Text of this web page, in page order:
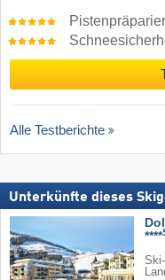
Alle Testberichte
Unterkünfte dieses
****